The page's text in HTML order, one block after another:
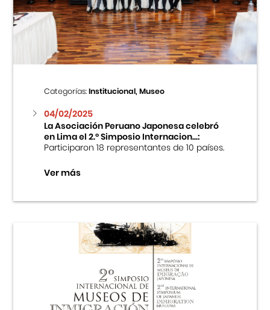
Categorías:Institucional, Museo
04/02/2025
La Asociación Peruano Japonesa celebró
en Lima el 2.º Simposio Internacion...:
Participaron 18 representantes de 10 países.
Ver más